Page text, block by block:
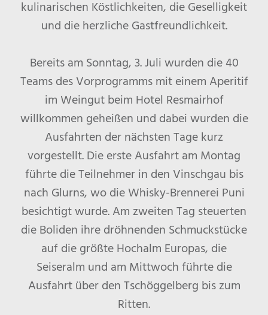
kulinarischen Köstlichkeiten, die Geselligkeit
und die herzliche Gastfreundlichkeit.
Bereits am Sonntag, 3. Juli wurden die 40
Teams des Vorprogramms mit einem Aperitif
im Weingut beim Hotel Resmairhof
willkommen geheißen und dabei wurden die
Ausfahrten der nächsten Tage kurz
vorgestellt. Die erste Ausfahrt am Montag
führte die Teilnehmer in den Vinschgau bis
nach Glurns, wo die Whisky-Brennerei Puni
besichtigt wurde. Am zweiten Tag steuerten
die Boliden ihre dröhnenden Schmuckstücke
auf die größte Hochalm Europas, die
Seiseralm und am Mittwoch führte die
Ausfahrt über den Tschöggelberg bis zum
Ritten.